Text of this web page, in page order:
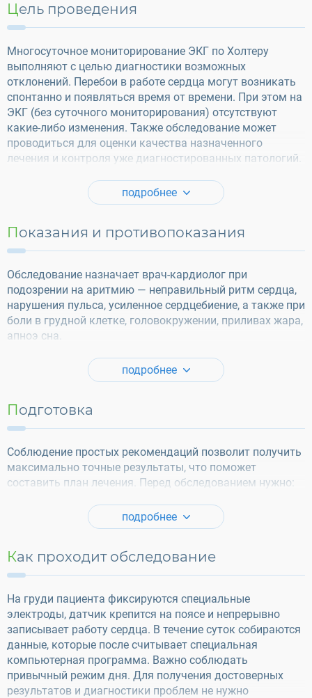
Цель проведения
Многосуточное мониторирование ЭКГ по Холтеру
выполняют с целью диагностики возможных
отклонений. Перебои в работе сердца могут возникать
спонтанно и появляться время от времени. При этом на
ЭКГ (без суточного мониторирования) отсутствуют
какие-либо изменения. Также обследование может
проводиться для оценки качества назначенного
лечения и контроля уже диагностированных патологий.
подробнее
Показания и противопоказания
Обследование назначает врач-кардиолог при
подозрении на аритмию — неправильный ритм сердца,
нарушения пульса, усиленное сердцебиение, а также при
боли в грудной клетке, головокружении, приливах жара,
апноэ сна.
подробнее
Подготовка
Соблюдение простых рекомендаций позволит получить
максимально точные результаты, что поможет
составить план лечения. Перед обследованием нужно:
подробнее
Как проходит обследование
На груди пациента фиксируются специальные
электроды, датчик крепится на поясе и непрерывно
записывает работу сердца. В течение суток собираются
данные, которые после считывает специальная
компьютерная программа. Важно соблюдать
привычный режим дня. Для получения достоверных
результатов и диагностики проблем не нужно